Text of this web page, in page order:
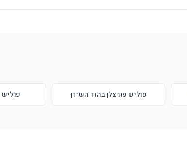
פוליש פורצלן בהוד השרון פוליש